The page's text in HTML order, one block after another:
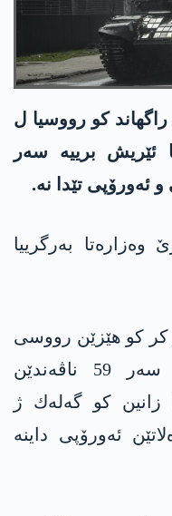
راگهاند کو رووسیا ل
ئێریش برییە سەر
ئەورۆپی تێدا‌ نه‌.
به‌رگرییا
کر کو هێزێن رووسی
ب موشەکان ئێریش برنە سەر 59 ناڤەندێن
زانین کو گه‌له‌ك ژ
ئەورۆپی داینە